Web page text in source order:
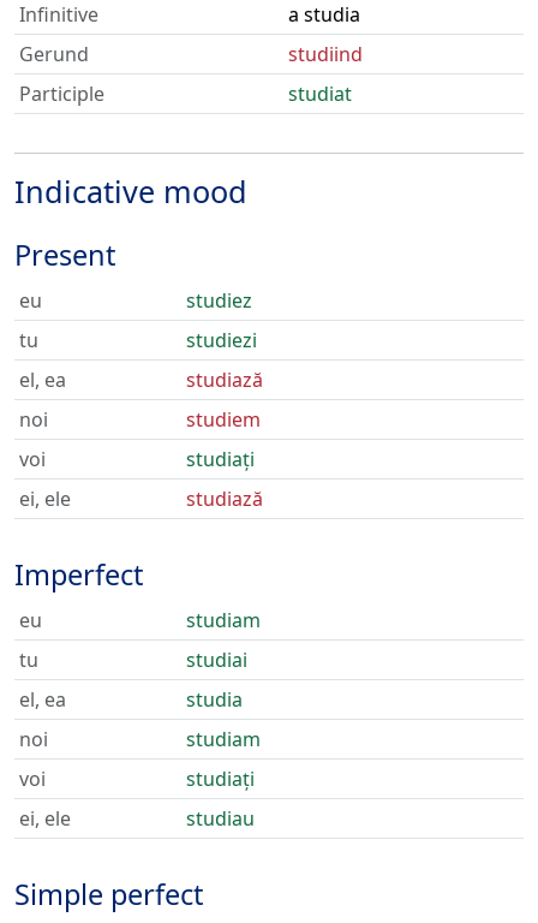
Infinitive
a studia
Gerund
studiind
Participle
studiat
Indicative mood
Present
eu
studiez
tu
studiezi
el, ea
studiază
noi
studiem
voi
studiați
ei, ele
studiază
Imperfect
eu
studiam
tu
studiai
el, ea
studia
noi
studiam
voi
studiați
ei, ele
studiau
Simple perfect